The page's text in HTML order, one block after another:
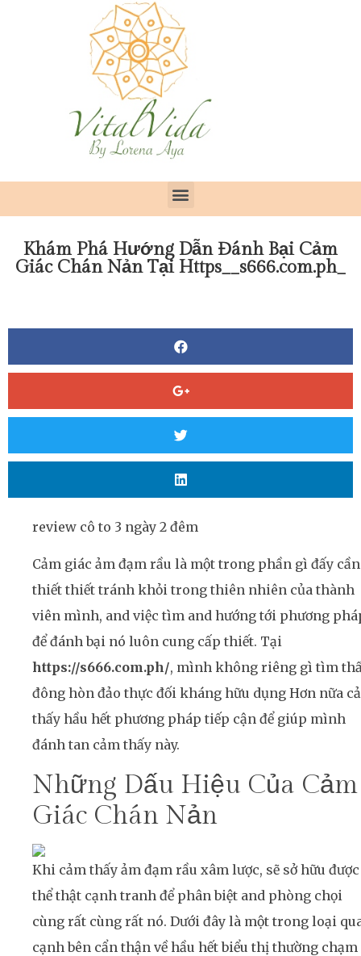
Khám Phá Hướng Dẫn Đánh Bại Cảm
Giác Chán Nản Tại Https__s666.com.ph_
review cô to 3 ngày 2 đêm
Cảm giác ảm đạm rầu là một trong phần gì đấy cần
thiết thiết tránh khỏi trong thiên nhiên của thành
viên mình, and việc tìm and hướng tới phương
để đánh bại nó luôn cung cấp thiết. Tại
https://s666.com.ph/, mình không riêng gì tìm
đông hòn đảo thực đối kháng hữu dụng Hơn nữa
thấy hầu hết phương pháp tiếp cận để giúp mình
đánh tan cảm thấy này.
Những Dấu Hiệu Của Cảm
Giác Chán Nản
Khi cảm thấy ảm đạm rầu xâm lược, sẽ sở hữu được
thể thật cạnh tranh để phân biệt and phòng chọi
cùng rất cùng rất nó. Dưới đây là một trong loại
cạnh bên cẩn thận về hầu hết biểu thị thường chạm